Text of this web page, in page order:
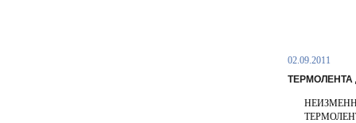
02.09.2011
ТЕРМОЛЕНТА